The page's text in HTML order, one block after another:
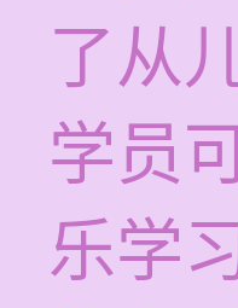
了从
学员
乐学